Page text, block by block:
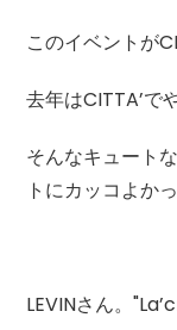
このイベントが
去年はCITTA’で
そんなキュート
トにカッコよか
LEVINさん。